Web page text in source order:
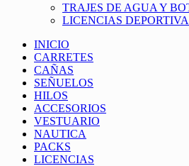
TRAJES DE AGUA Y
LICENCIAS
INICIO
CARRETES
CAÑAS
SEÑUELOS
HILOS
ACCESORIOS
VESTUARIO
NAUTICA
PACKS
LICENCIAS